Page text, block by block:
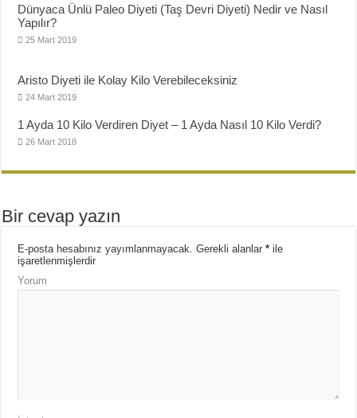
Dünyaca Ünlü Paleo Diyeti (Taş Devri Diyeti) Nedir ve Nasıl
Yapılır?
25 Mart 2019
Aristo Diyeti ile Kolay Kilo Verebileceksiniz
24 Mart 2019
1 Ayda 10 Kilo Verdiren Diyet – 1 Ayda Nasıl 10 Kilo Verdi?
26 Mart 2018
Bir cevap yazın
E-posta hesabınız yayımlanmayacak. Gerekli alanlar* ile
işaretlenmişlerdir
Yorum